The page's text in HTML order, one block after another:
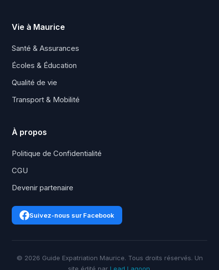
Vie à Maurice
Santé & Assurances
Écoles & Éducation
Qualité de vie
Transport & Mobilité
À propos
Politique de Confidentialité
CGU
Devenir partenaire
Suivez-nous sur Facebook
© 2026 Guide Expatriation Maurice. Tous droits réservés. Un